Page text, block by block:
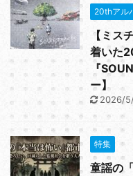
20thアル
【ミス
着いた
『
ー】
2026/
特集
童謡の